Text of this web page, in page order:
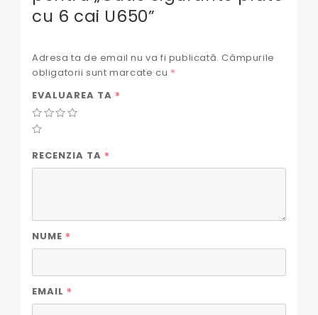
cu 6 cai U650”
Adresa ta de email nu va fi publicată. Câmpurile
obligatorii sunt marcate cu *
EVALUAREA TA *
RECENZIA TA *
NUME *
EMAIL *